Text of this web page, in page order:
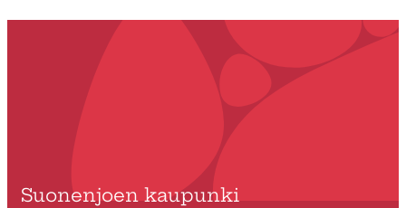
Suonenjoen kaupunki